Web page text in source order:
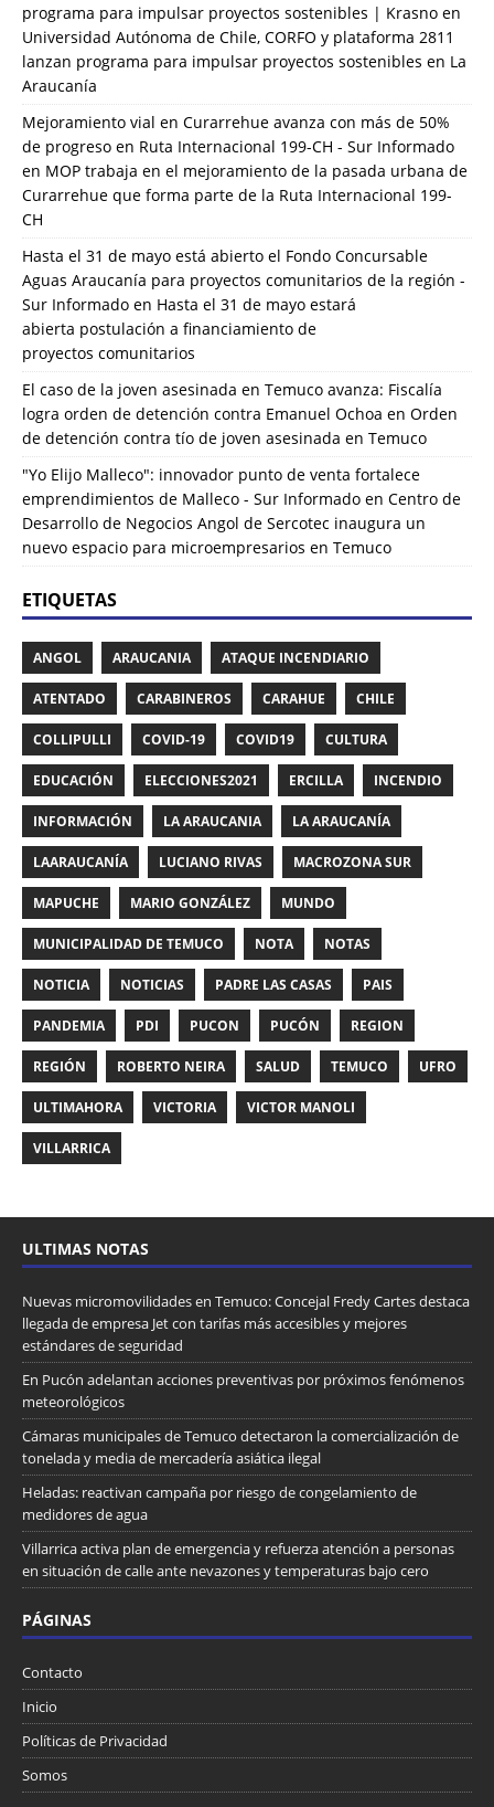
programa para impulsar proyectos sostenibles | Krasno en
Universidad Autónoma de Chile, CORFO y plataforma 2811
lanzan programa para impulsar proyectos sostenibles en La
Araucanía
Mejoramiento vial en Curarrehue avanza con más de 50%
de progreso en Ruta Internacional 199-CH - Sur Informado
en MOP trabaja en el mejoramiento de la pasada urbana de
Curarrehue que forma parte de la Ruta Internacional 199-
CH
Hasta el 31 de mayo está abierto el Fondo Concursable
Aguas Araucanía para proyectos comunitarios de la región -
Sur Informado en Hasta el 31 de mayo estará
abierta postulación a financiamiento de
proyectos comunitarios
El caso de la joven asesinada en Temuco avanza: Fiscalía
logra orden de detención contra Emanuel Ochoa en Orden
de detención contra tío de joven asesinada en Temuco
"Yo Elijo Malleco": innovador punto de venta fortalece
emprendimientos de Malleco - Sur Informado en Centro de
Desarrollo de Negocios Angol de Sercotec inaugura un
nuevo espacio para microempresarios en Temuco
ETIQUETAS
ANGOL ARAUCANIA ATAQUE INCENDIARIO
ATENTADO CARABINEROS CARAHUE CHILE
COLLIPULLI COVID-19 COVID19 CULTURA
EDUCACIÓN ELECCIONES2021 ERCILLA INCENDIO
INFORMACIÓN LA ARAUCANIA LA ARAUCANÍA
LAARAUCANÍA LUCIANO RIVAS MACROZONA SUR
MAPUCHE MARIO GONZÁLEZ MUNDO
MUNICIPALIDAD DE TEMUCO NOTA NOTAS
NOTICIA NOTICIAS PADRE LAS CASAS PAIS
PANDEMIA PDI PUCON PUCÓN REGION
REGIÓN ROBERTO NEIRA SALUD TEMUCO UFRO
ULTIMAHORA VICTORIA VICTOR MANOLI
VILLARRICA
ULTIMAS NOTAS
Nuevas micromovilidades en Temuco: Concejal Fredy Cartes destaca
llegada de empresa Jet con tarifas más accesibles y mejores
estándares de seguridad
En Pucón adelantan acciones preventivas por próximos fenómenos
meteorológicos
Cámaras municipales de Temuco detectaron la comercialización de
tonelada y media de mercadería asiática ilegal
Heladas: reactivan campaña por riesgo de congelamiento de
medidores de agua
Villarrica activa plan de emergencia y refuerza atención a personas
en situación de calle ante nevazones y temperaturas bajo cero
PÁGINAS
Contacto
Inicio
Políticas de Privacidad
Somos